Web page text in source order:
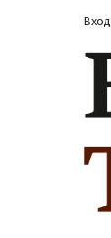
Вход